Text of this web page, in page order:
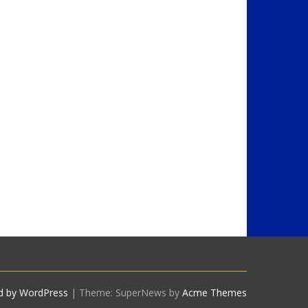
by WordPress | Theme: SuperNews by Acme Themes